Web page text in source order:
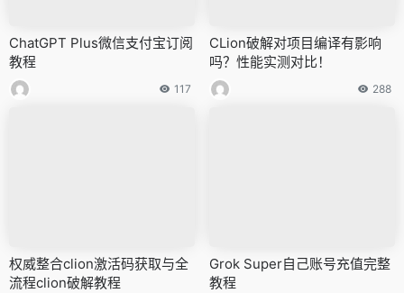
ChatGPT Plus微信支付宝订阅
教程
117
CLion破解对项目编译有影响
吗？性能实测对比！
288
权威整合clion激活码获取与全
流程clion破解教程
Grok Super自己账号充值完整
教程